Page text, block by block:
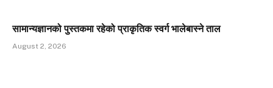
सामान्यज्ञानको पुस्तकमा रहेको प्राकृतिक स्वर्ग भालेबास्ने ताल
August 2, 2026